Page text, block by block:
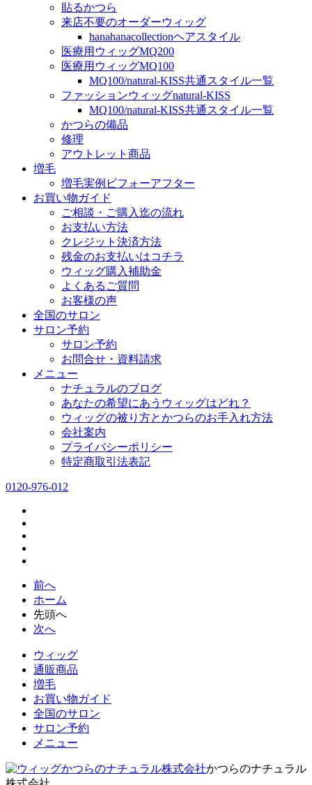
貼るかつら
来店不要のオーダーウィッグ
hanahanacollectionヘアスタイル
医療用ウィッグMQ200
医療用ウィッグMQ100
MQ100/natural-KISS共通スタイル一覧
ファッションウィッグnatural-KISS
MQ100/natural-KISS共通スタイル一覧
かつらの備品
修理
アウトレット商品
増毛
増毛実例ビフォーアフター
お買い物ガイド
ご相談・ご購入迄の流れ
お支払い方法
クレジット決済方法
残金のお支払いはコチラ
ウィッグ購入補助金
よくあるご質問
お客様の声
全国のサロン
サロン予約
サロン予約
お問合せ・資料請求
メニュー
ナチュラルのブログ
あなたの希望にあうウィッグはどれ？
ウィッグの被り方とかつらのお手入れ方法
会社案内
プライバシーポリシー
特定商取引法表記
0120-976-012
前へ
ホーム
先頭へ
次へ
ウィッグ
通販商品
増毛
お買い物ガイド
全国のサロン
サロン予約
メニュー
かつらのナチュラル